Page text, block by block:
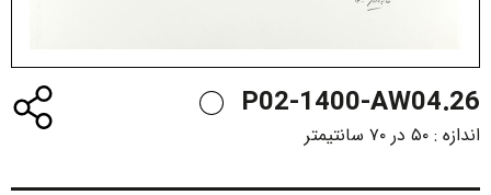
P02-1400-AW04.26
اندازه : ۵۰ در ۷۰ سانتیمتر